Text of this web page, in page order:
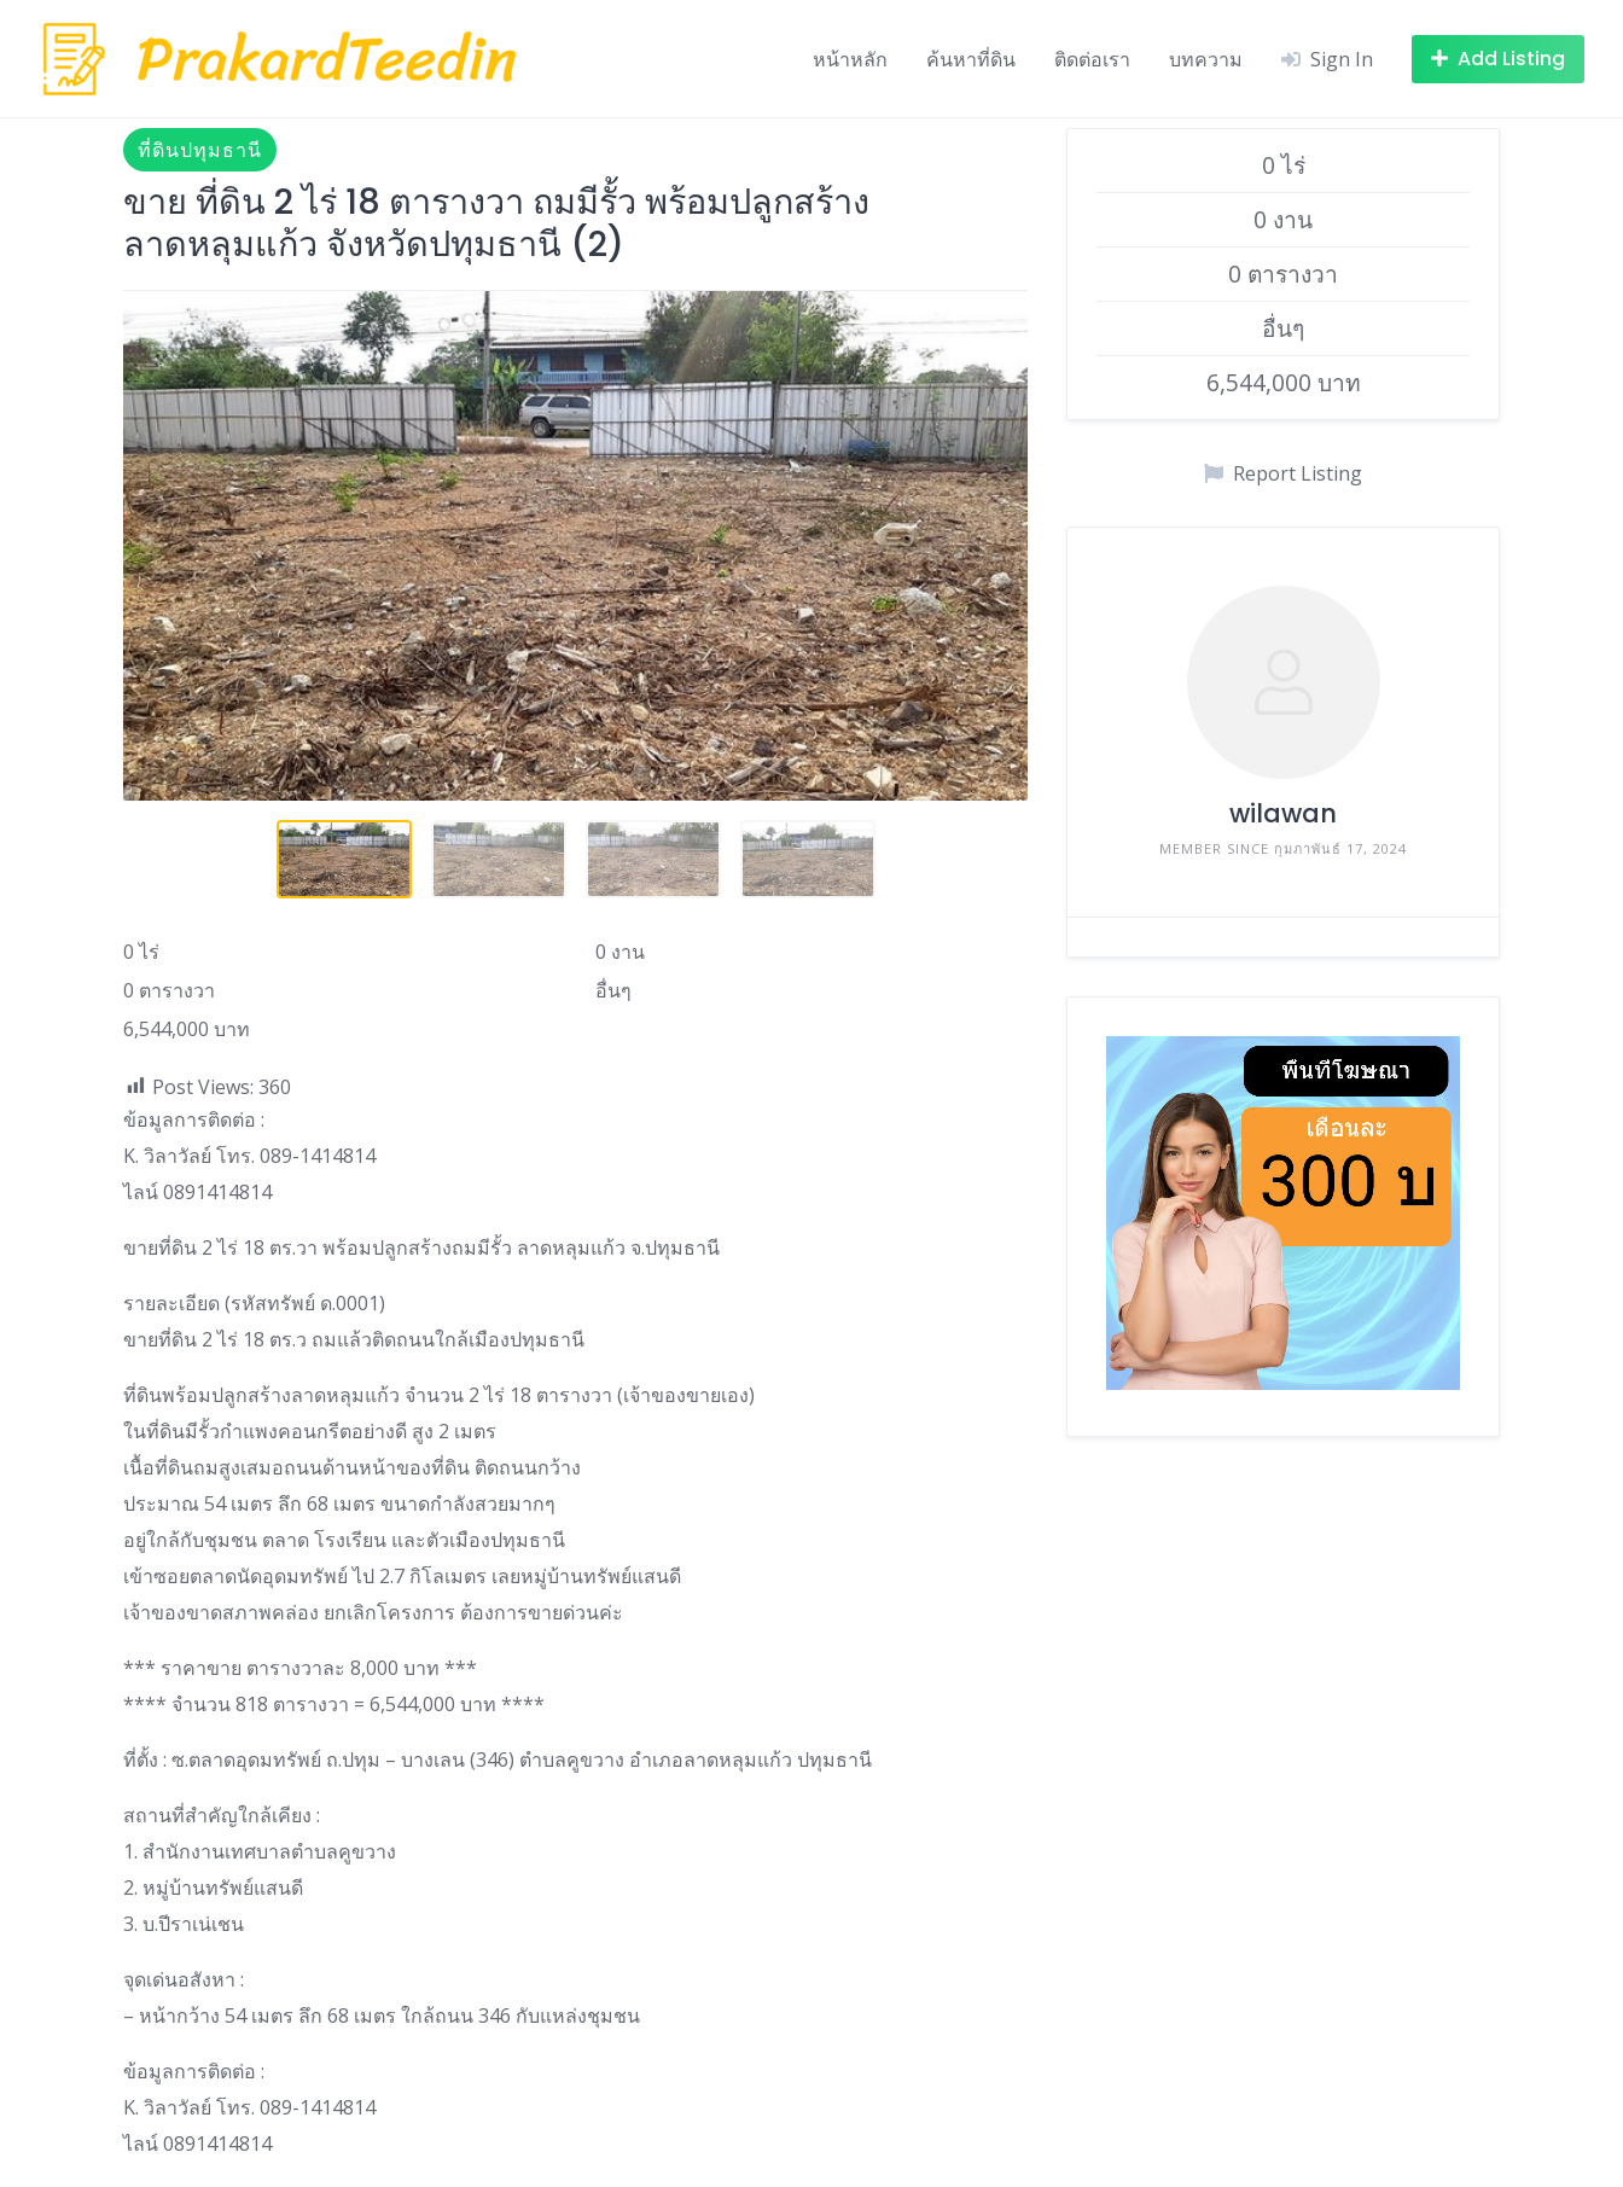
content
หน้าหลัก ค้นหาที่ดิน ติดต่อเรา บทความ Sign In Add Listing
ที่ดินปทุมธานี
ขาย ที่ดิน 2 ไร่ 18 ตารางวา ถมมีรั้ว พร้อมปลูกสร้าง
ลาดหลุมแก้ว จังหวัดปทุมธานี (2)
0 ไร่
0 งาน
0 ตารางวา
อื่นๆ
6,544,000 บาท
Post Views: 360
ข้อมูลการติดต่อ :
K. วิลาวัลย์ โทร. 089-1414814
ไลน์ 0891414814
ขายที่ดิน 2 ไร่ 18 ตร.วา พร้อมปลูกสร้างถมมีรั้ว ลาดหลุมแก้ว จ.ปทุมธานี
รายละเอียด (รหัสทรัพย์ ด.0001)
ขายที่ดิน 2 ไร่ 18 ตร.ว ถมแล้วติดถนนใกล้เมืองปทุมธานี
ที่ดินพร้อมปลูกสร้างลาดหลุมแก้ว จำนวน 2 ไร่ 18 ตารางวา (เจ้าของขายเอง)
ในที่ดินมีรั้วกำแพงคอนกรีตอย่างดี สูง 2 เมตร
เนื้อที่ดินถมสูงเสมอถนนด้านหน้าของที่ดิน ติดถนนกว้าง
ประมาณ 54 เมตร ลึก 68 เมตร ขนาดกำลังสวยมากๆ
อยู่ใกล้กับชุมชน ตลาด โรงเรียน และตัวเมืองปทุมธานี
เข้าซอยตลาดนัดอุดมทรัพย์ ไป 2.7 กิโลเมตร เลยหมู่บ้านทรัพย์แสนดี
เจ้าของขาดสภาพคล่อง ยกเลิกโครงการ ต้องการขายด่วนค่ะ
*** ราคาขาย ตารางวาละ 8,000 บาท ***
**** จำนวน 818 ตารางวา = 6,544,000 บาท ****
ที่ตั้ง : ซ.ตลาดอุดมทรัพย์ ถ.ปทุม – บางเลน (346) ตำบลคูขวาง อำเภอลาดหลุมแก้ว ปทุมธานี
สถานที่สำคัญใกล้เคียง :
1. สำนักงานเทศบาลตำบลคูขวาง
2. หมู่บ้านทรัพย์แสนดี
3. บ.ปีราเน่เชน
จุดเด่นอสังหา :
– หน้ากว้าง 54 เมตร ลึก 68 เมตร ใกล้ถนน 346 กับแหล่งชุมชน
ข้อมูลการติดต่อ :
K. วิลาวัลย์ โทร. 089-1414814
ไลน์ 0891414814
0 ไร่
0 งาน
0 ตารางวา
อื่นๆ
6,544,000 บาท
Report Listing
wilawan
MEMBER SINCE กุมภาพันธ์ 17, 2024